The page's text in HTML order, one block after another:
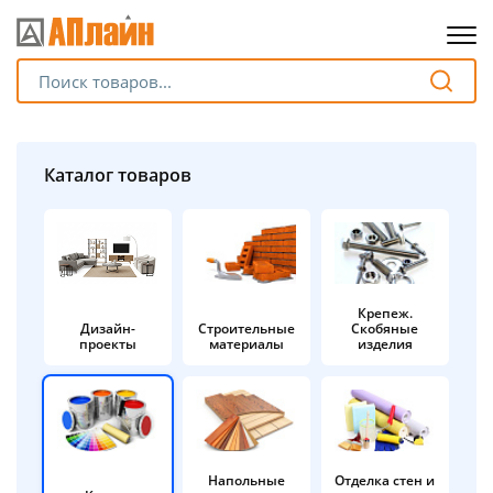
Каталог товаров
Дизайн-
проекты
Строительные
материалы
Крепеж.
Скобяные
изделия
Напольные
Отделка стен и
Разбейте
без переплат
График платежей
Сегодня
%